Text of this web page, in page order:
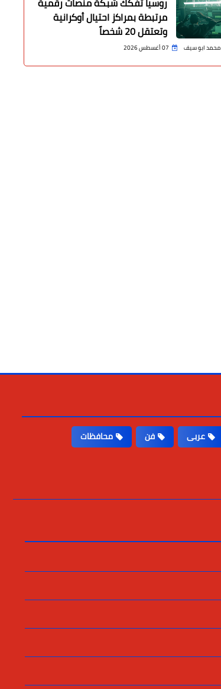
مرتبطة بمراكز احتيال أوكرانية
وتعتقل 20 شخصاً
محمد ابو سيف 07 أغسطس 2026
عربى فن
محافظات